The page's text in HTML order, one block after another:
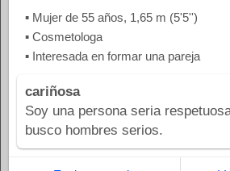
▪ Mujer de 55 años, 1,65 m (5'5'')
▪ Cosmetologa
▪ Interesada en formar una pareja
cariñosa
Soy una persona seria
busco hombres serios.